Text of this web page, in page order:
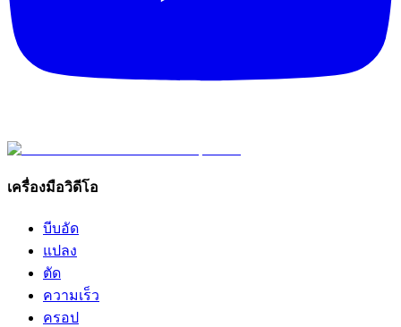
เครื่องมือวิดีโอ
บีบอัด
แปลง
ตัด
ความเร็ว
ครอป